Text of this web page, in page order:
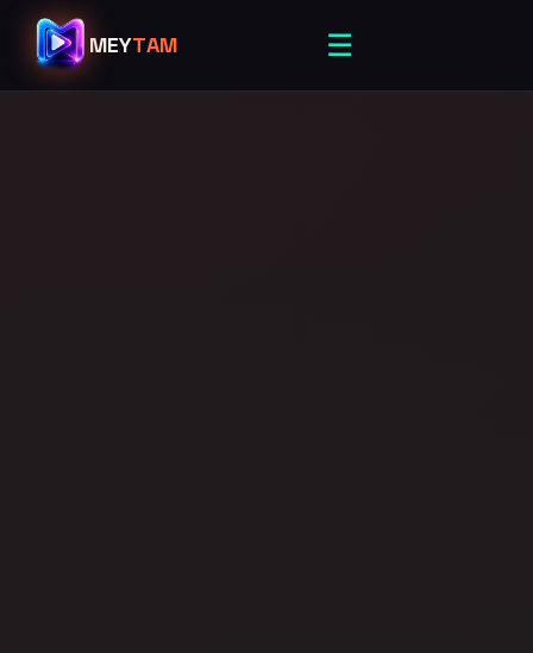
MEYTAM ☰